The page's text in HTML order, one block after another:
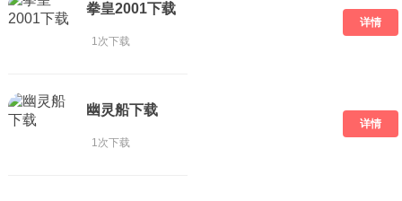
拳皇2001下载
1次下载
详情
幽灵船下载
1次下载
详情